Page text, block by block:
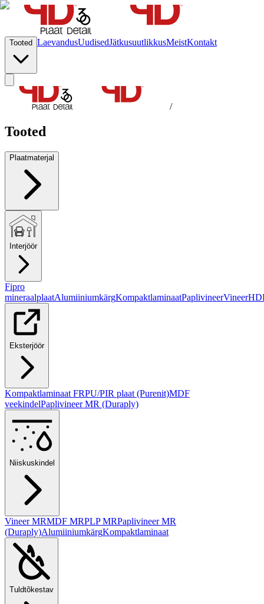
Tooted LaevandusUudisedJätkusuutlikkusMeistKontakt
/
Tooted
Plaatmaterjal
Interjöör
Fipro
mineraalplaatAlumiiniumkärgKompaktlaminaatPaplivineerVineer
Eksterjöör
Kompaktlaminaat FRPU/PIR plaat (Purenit)MDF
veekindelPaplivineer MR (Duraply)
Niiskuskindel
Vineer MRMDF MRPLP MRPaplivineer MR
(Duraply)AlumiiniumkärgKompaktlaminaat
Tuldtõkestav